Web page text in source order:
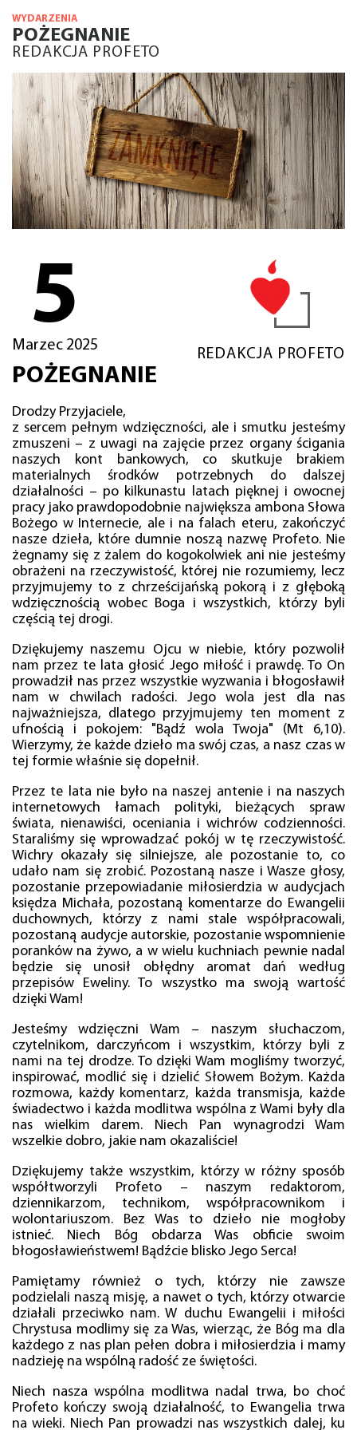
WYDARZENIA
POŻEGNANIE
REDAKCJA PROFETO
5
Marzec 2025
REDAKCJA PROFETO
POŻEGNANIE
Drodzy Przyjaciele,
z sercem pełnym wdzięczności, ale i smutku jesteśmy
zmuszeni – z uwagi na zajęcie przez organy ścigania
naszych kont bankowych, co skutkuje brakiem
materialnych środków potrzebnych do dalszej
działalności – po kilkunastu latach pięknej i owocnej
pracy jako prawdopodobnie największa ambona Słowa
Bożego w Internecie, ale i na falach eteru, zakończyć
nasze dzieła, które dumnie noszą nazwę Profeto. Nie
żegnamy się z żalem do kogokolwiek ani nie jesteśmy
obrażeni na rzeczywistość, której nie rozumiemy, lecz
przyjmujemy to z chrześcijańską pokorą i z głęboką
wdzięcznością wobec Boga i wszystkich, którzy byli
częścią tej drogi.
Dziękujemy naszemu Ojcu w niebie, który pozwolił
nam przez te lata głosić Jego miłość i prawdę. To On
prowadził nas przez wszystkie wyzwania i błogosławił
nam w chwilach radości. Jego wola jest dla nas
najważniejsza, dlatego przyjmujemy ten moment z
ufnością i pokojem: "Bądź wola Twoja" (Mt 6,10).
Wierzymy, że każde dzieło ma swój czas, a nasz czas w
tej formie właśnie się dopełnił.
Przez te lata nie było na naszej antenie i na naszych
internetowych łamach polityki, bieżących spraw
świata, nienawiści, oceniania i wichrów codzienności.
Staraliśmy się wprowadzać pokój w tę rzeczywistość.
Wichry okazały się silniejsze, ale pozostanie to, co
udało nam się zrobić. Pozostaną nasze i Wasze głosy,
pozostanie przepowiadanie miłosierdzia w audycjach
księdza Michała, pozostaną komentarze do Ewangelii
duchownych, którzy z nami stale współpracowali,
pozostaną audycje autorskie, pozostanie wspomnienie
poranków na żywo, a w wielu kuchniach pewnie nadal
będzie się unosił obłędny aromat dań według
przepisów Eweliny. To wszystko ma swoją wartość
dzięki Wam!
Jesteśmy wdzięczni Wam – naszym słuchaczom,
czytelnikom, darczyńcom i wszystkim, którzy byli z
nami na tej drodze. To dzięki Wam mogliśmy tworzyć,
inspirować, modlić się i dzielić Słowem Bożym. Każda
rozmowa, każdy komentarz, każda transmisja, każde
świadectwo i każda modlitwa wspólna z Wami były dla
nas wielkim darem. Niech Pan wynagrodzi Wam
wszelkie dobro, jakie nam okazaliście!
Dziękujemy także wszystkim, którzy w różny sposób
współtworzyli Profeto – naszym redaktorom,
dziennikarzom, technikom, współpracownikom i
wolontariuszom. Bez Was to dzieło nie mogłoby
istnieć. Niech Bóg obdarza Was obficie swoim
błogosławieństwem! Bądźcie blisko Jego Serca!
Pamiętamy również o tych, którzy nie zawsze
podzielali naszą misję, a nawet o tych, którzy otwarcie
działali przeciwko nam. W duchu Ewangelii i miłości
Chrystusa modlimy się za Was, wierząc, że Bóg ma dla
każdego z nas plan pełen dobra i miłosierdzia i mamy
nadzieję na wspólną radość ze świętości.
Niech nasza wspólna modlitwa nadal trwa, bo choć
Profeto kończy swoją działalność, to Ewangelia trwa
na wieki. Niech Pan prowadzi nas wszystkich dalej, ku